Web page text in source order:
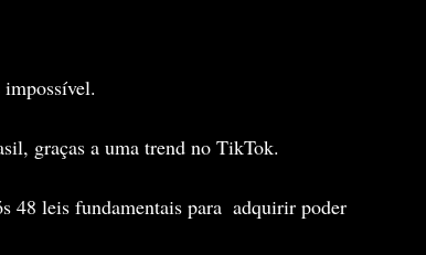
impossível.
graças a uma trend no TikTok.
48 leis fundamentais para  adquirir poder